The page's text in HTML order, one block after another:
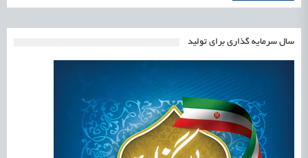
سال سرمایه گذاری برای تولید